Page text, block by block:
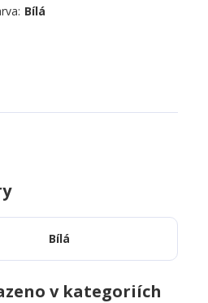
Bílá
Bílá
v kategoriích